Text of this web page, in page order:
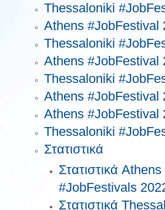
Thessaloniki
Athens #JobFestival
Thessaloniki
Athens #JobFestival
Τhessaloniki
Athens #JobFestival
Athens #JobFestival
Thessaloniki
Στατιστικά
Στατιστικά
#JobFestivals
Στατιστικά